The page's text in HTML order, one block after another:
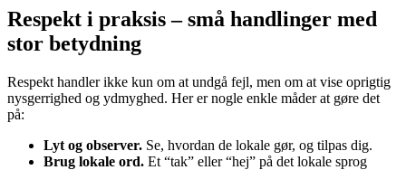
Respekt i praksis – små handlinger med
stor betydning
Respekt handler ikke kun om at undgå fejl, men om at vise oprigtig
nysgerrighed og ydmyghed. Her er nogle enkle måder at gøre det
på:
Lyt og observer. Se, hvordan de lokale gør, og tilpas dig.
Brug lokale ord. Et “tak” eller “hej” på det lokale sprog